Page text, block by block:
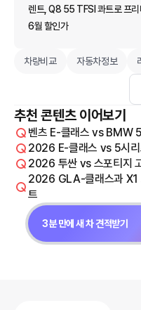
렌트, Q8 55 TFSI 콰트로 프리
6월 할인가
차량비교 자동차정보
추천 콘텐츠 이어보기
벤츠 E-클래스 vs BMW
2026 E-클래스 vs 5시리
2026 투싼 vs 스포티지
2026 GLA-클래스과 X1
트
3분 만에 새 차 견적받기